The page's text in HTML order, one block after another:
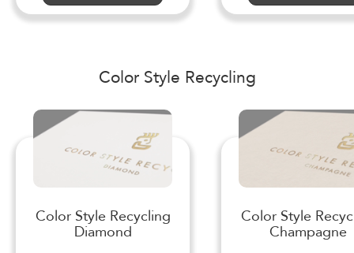
Color Style Recycling
Color Style Recycling
Diamond
Color Style
Champagne